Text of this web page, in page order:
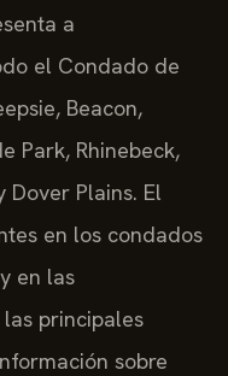
a
el Condado de
Beacon,
Park, Rhinebeck,
Dover Plains. El
en los condados
en las
principales
sobre